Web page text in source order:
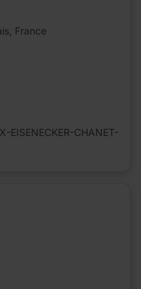
France
EISENECKER-CHANET-